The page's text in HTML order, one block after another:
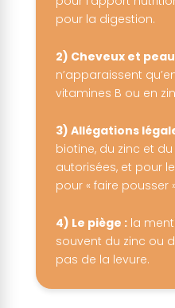
pour la digestion.
2) Cheveux et
n’apparaissent
vitamines B ou en
3) Allégations
biotine, du zinc et
autorisées, et pour
pour « faire pousser
4) Le piège :la
souvent du zinc ou
pas de la levure.